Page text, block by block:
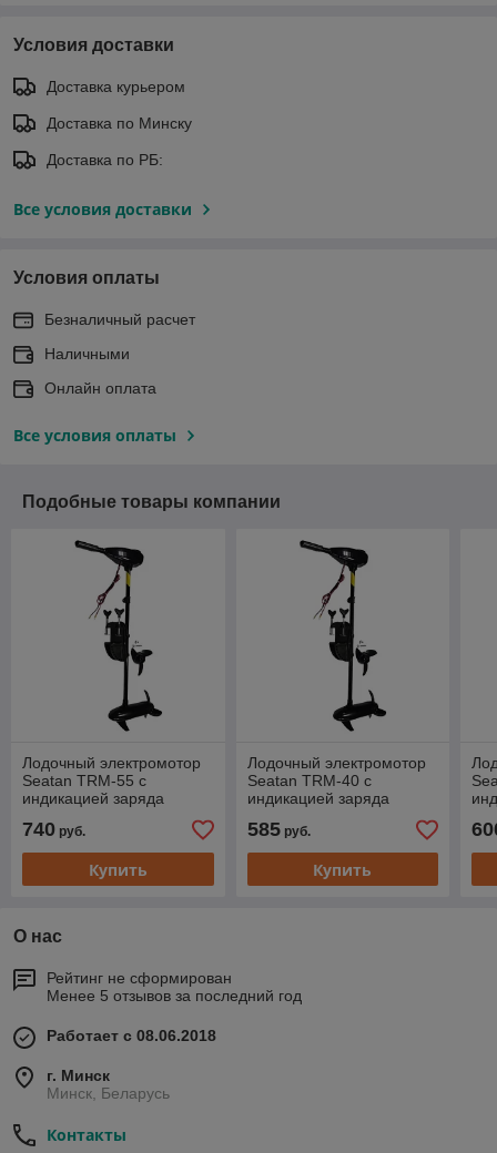
Условия доставки
Доставка курьером
Доставка по Минску
Доставка по РБ:
Все условия доставки
Условия оплаты
Безналичный расчет
Наличными
Онлайн оплата
Все условия оплаты
Подобные товары компании
Лодочный электромотор
Seatan TRM-55 с
индикацией заряда
740 руб.
Купить
Лодочный электромотор
Seatan TRM-40 с
индикацией заряда
585руб.
Купить
О нас
Рейтинг не сформирован
Менее 5 отзывов за последний год
Работает с 08.06.2018
г. Минск
Минск, Беларусь
Контакты